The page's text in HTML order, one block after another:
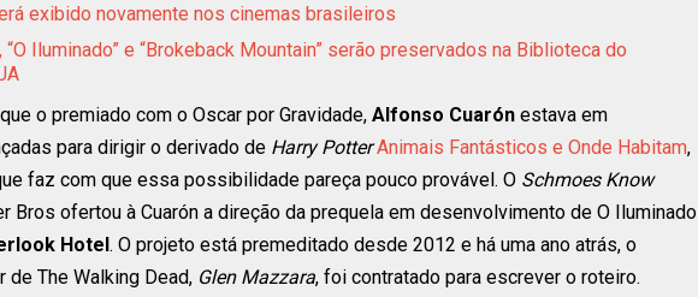
exibido novamente nos cinemas brasileiros
“O Iluminado” e “Brokeback Mountain” serão preservados na Biblioteca do
o premiado com o Oscar por Gravidade, Alfonso Cuarón estava em
para dirigir o derivado de Harry Potter Animais Fantásticos e Onde Habitam,
faz com que essa possibilidade pareça pouco provável. O Schmoes Know
Bros ofertou à Cuarón a direção da prequela em desenvolvimento de O Iluminado
Hotel. O projeto está premeditado desde 2012 e há uma ano atrás, o
The Walking Dead, Glen Mazzara, foi contratado para escrever o roteiro.